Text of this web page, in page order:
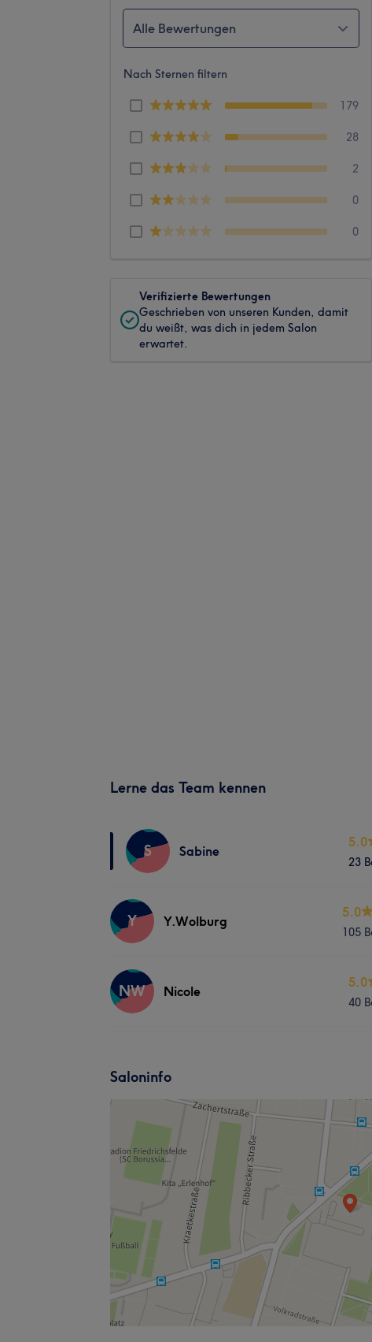
Alle Bewertungen
Nach Sternen filtern
179
28
2
0
0
Verifizierte Bewertungen
Geschrieben von unseren Kunden, damit
du weißt, was dich in jedem Salon
erwartet.
Lerne das Team kennen
S Sabine
5.0
23
Y Y.Wolburg
5.0
105
NW Nicole
5.0
40
Saloninfo